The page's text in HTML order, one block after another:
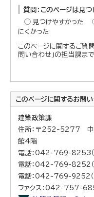
質問：このページは見
見つけやすかった
にくかった
このページに関するご質
問い合わせ」の担当課ま
このページに関するお問
建築政策課
住所：〒252-5277 中
館4階
電話：042-769-8253（
電話：042-769-8252（
電話：042-769-9252（
ファクス：042-757-